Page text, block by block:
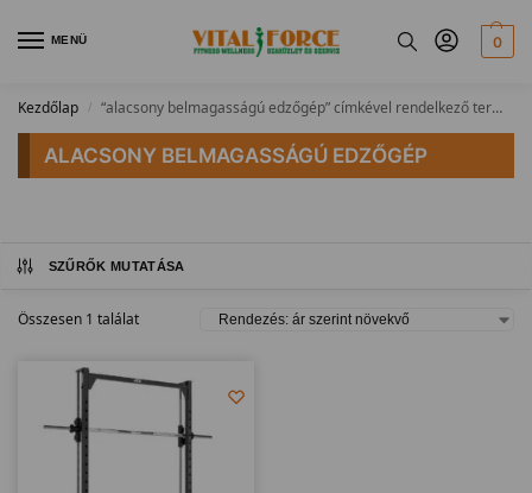
MENÜ 0
Kezdőlap / “alacsony belmagasságú edzőgép” címkével rendelkező termékek
ALACSONY BELMAGASSÁGÚ EDZŐGÉP
SZŰRŐK MUTATÁSA
Összesen 1 találat